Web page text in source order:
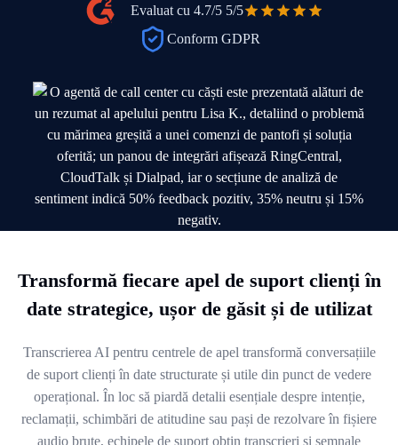
Evaluat cu 4.7/55/5
Conform GDPR
Transformă fiecare apel de suport clienți în
date strategice, ușor de găsit și de utilizat
Transcrierea AI pentru centrele de apel transformă conversațiile
de suport clienți în date structurate și utile din punct de vedere
operațional. În loc să piardă detalii esențiale despre intenție,
reclamații, schimbări de atitudine sau pași de rezolvare în fișiere
audio brute, echipele de suport obțin transcrieri și semnale